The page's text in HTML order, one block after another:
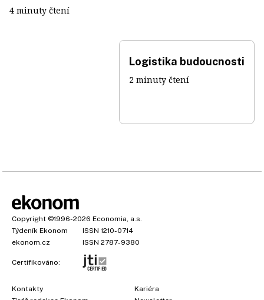
4 minuty čtení
Logistika budoucnosti
2 minuty čtení
Copyright ©1996-2026 Economia, a.s.
Týdeník Ekonom
ISSN 1210-0714
ekonom.cz
ISSN 2787-9380
Certifikováno:
Kontakty
Kariéra